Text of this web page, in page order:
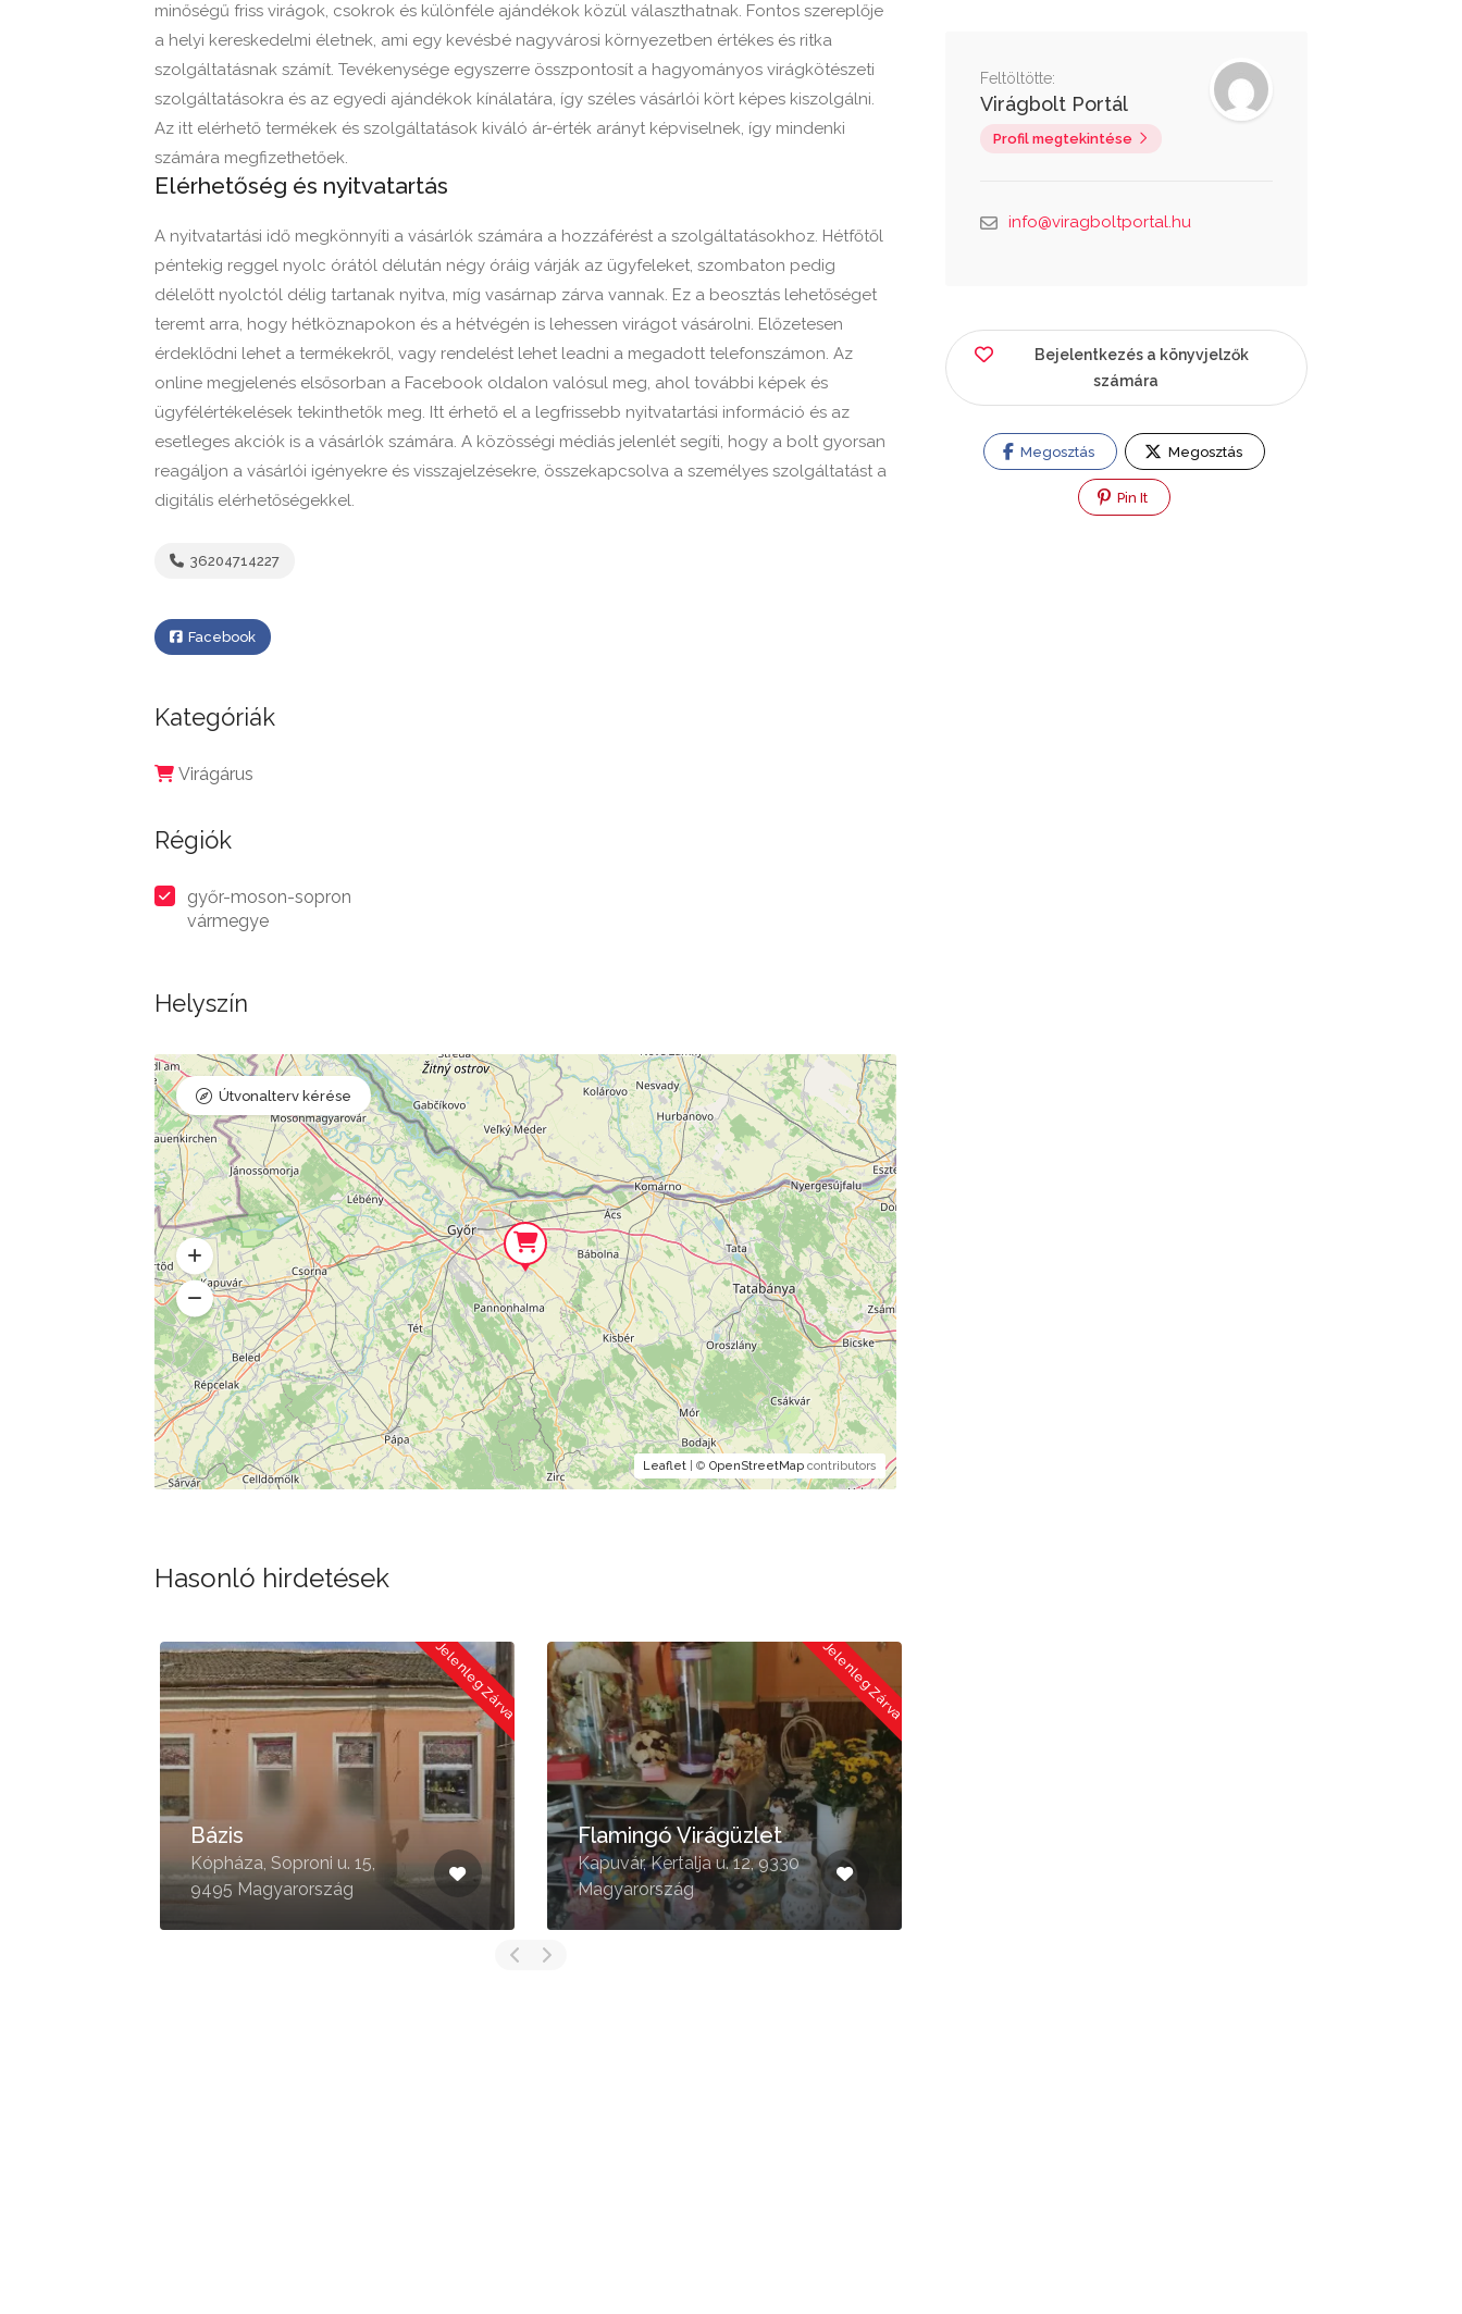
minőségű friss virágok, csokrok és különféle ajándékok közül választhatnak. Fontos szereplője
a helyi kereskedelmi életnek, ami egy kevésbé nagyvárosi környezetben értékes és ritka
szolgáltatásnak számít. Tevékenysége egyszerre összpontosít a hagyományos virágkötészeti
szolgáltatásokra és az egyedi ajándékok kínálatára, így széles vásárlói kört képes kiszolgálni.
Az itt elérhető termékek és szolgáltatások kiváló ár-érték arányt képviselnek, így mindenki
számára megfizethetőek.
Elérhetőség és nyitvatartás
A nyitvatartási idő megkönnyíti a vásárlók számára a hozzáférést a szolgáltatásokhoz. Hétfőtől
péntekig reggel nyolc órától délután négy óráig várják az ügyfeleket, szombaton pedig
délelőtt nyolctól délig tartanak nyitva, míg vasárnap zárva vannak. Ez a beosztás lehetőséget
teremt arra, hogy hétköznapokon és a hétvégén is lehessen virágot vásárolni. Előzetesen
érdeklődni lehet a termékekről, vagy rendelést lehet leadni a megadott telefonszámon. Az
online megjelenés elsősorban a Facebook oldalon valósul meg, ahol további képek és
ügyfélértékelések tekinthetők meg. Itt érhető el a legfrissebb nyitvatartási információ és az
esetleges akciók is a vásárlók számára. A közösségi médiás jelenlét segíti, hogy a bolt gyorsan
reagáljon a vásárlói igényekre és visszajelzésekre, összekapcsolva a személyes szolgáltatást a
digitális elérhetőségekkel.
36204714227
Facebook
Kategóriák
Virágárus
Régiók
győr-moson-sopron
vármegye
Helyszín
Leaflet| © OpenStreetMapcontributors
Útvonalterv kérése
Hasonló hirdetések
Jelenleg Zárva
Bázis
Kópháza, Soproni u. 15,
9495 Magyarország
Jelenleg Zárva
Flamingó Virágüzlet
Kapuvár, Kertalja u. 12, 9330
Magyarország
Feltöltötte:
Virágbolt Portál
Profil megtekintése
info@viragboltportal.hu
Bejelentkezés a könyvjelzők
számára
Megosztás Megosztás
Pin It